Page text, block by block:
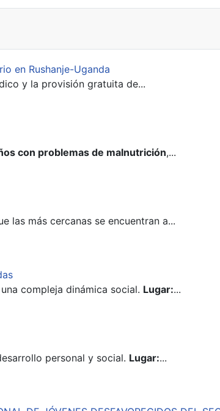
en Rushanje-Uganda
y la provisión gratuita de...
con problemas de malnutrición,...
las más cercanas se encuentran a...
compleja dinámica social. Lugar:...
personal y social. Lugar:...